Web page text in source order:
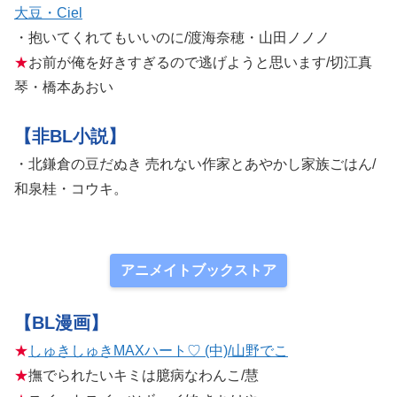
大豆・Ciel
・抱いてくれてもいいのに/渡海奈穂・山田ノノノ
★お前が俺を好きすぎるので逃げようと思います/切江真
琴・橋本あおい
【非BL小説】
・北鎌倉の豆だぬき 売れない作家とあやかし家族ごはん/
和泉桂・コウキ。
アニメイトブックストア
【BL漫画】
★ しゅきしゅきMAXハート♡ (中)/山野でこ
★撫でられたいキミは臆病なわんこ/慧